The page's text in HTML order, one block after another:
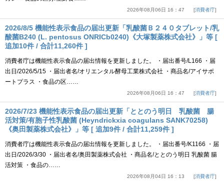
2026年08月06日 16：47 消費者庁
2026/8/5 機能性表示食品の届出更新「乳酸菌Ｂ２４０タブレット/乳
酸菌B240 (L. pentosus ONRICb0240)《大塚製薬株式会社》」等 [
追加10件 / 合計11,260件 ]
消費者庁は機能性表示食品の届出情報を更新しました。 ・届出番号/L166 ・届
出日/2026/5/15 ・届出者名/オリエンタル酵母工業株式会社 ・商品名/アイサポ
ートプラス ・食品の区……
2026年08月06日 16：47 消費者庁
2026/7/23 機能性表示食品の届出更新「ととのう明日 乳酸菌 腸
活対策/有胞子性乳酸菌 (Heyndrickxia coagulans SANK70258)
《奥田製薬株式会社》」等 [ 追加9件 / 合計11,259件 ]
消費者庁は機能性表示食品の届出情報を更新しました。 ・届出番号/K1166 ・届
出日/2026/3/30 ・届出者名/奥田製薬株式会社 ・商品名/ととのう明日 乳酸菌 腸
活対策 ・食品の……
2026年08月04日 16：13 消費者庁